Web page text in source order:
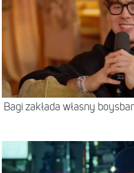
Bagi zakłada własny